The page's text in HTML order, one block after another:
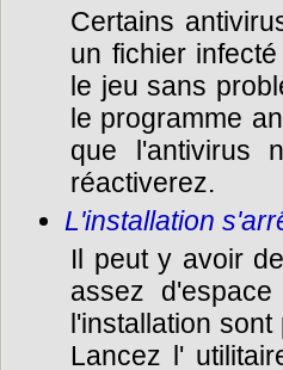
Certains
un fichier
le jeu sans
le programme
que l'antivirus
réactiverez.
L'installation
Il peut y avoir
assez
l'installation
Lancez l'